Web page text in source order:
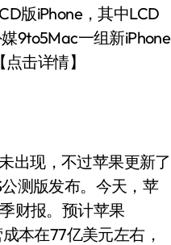
版iPhone，其中LCD
9to5Mac一组新iPhone
击详情】
出现，不过苹果更新了
测版发布。今天，苹
财报。预计苹果
本在77亿美元左右，